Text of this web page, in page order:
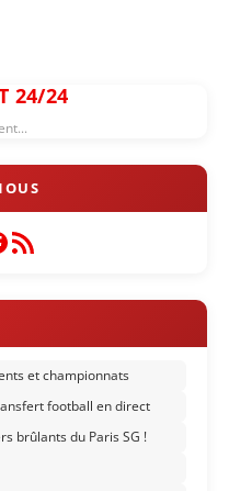
24/24
Flux RSS
et championnats
football en direct
brûlants du Paris SG !